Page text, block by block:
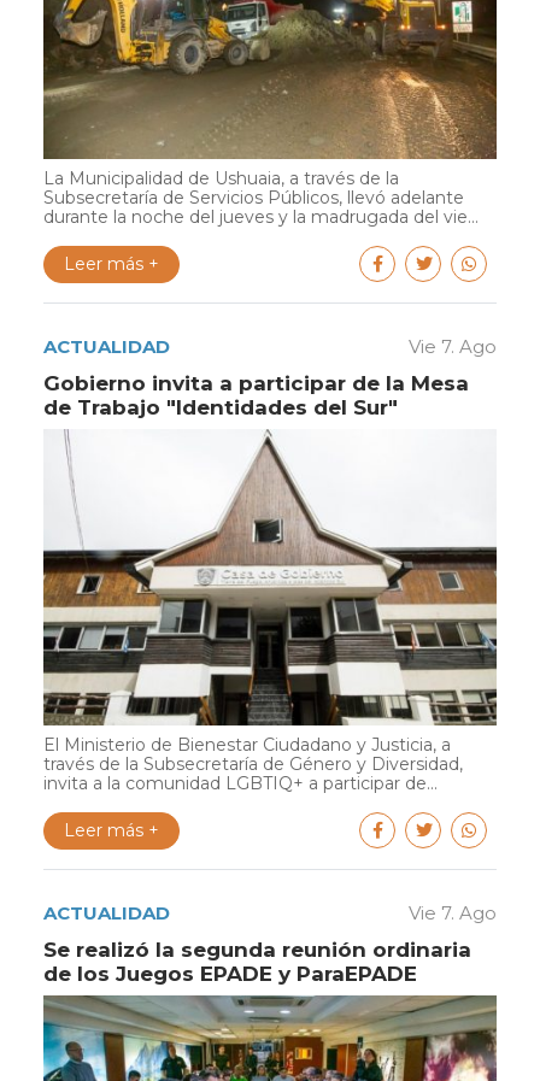
La Municipalidad de Ushuaia, a través de la
Subsecretaría de Servicios Públicos, llevó adelante
durante la noche del jueves y la madrugada del vie...
Leer más +
ACTUALIDAD Vie 7. Ago
Gobierno invita a participar de la Mesa
de Trabajo "Identidades del Sur"
El Ministerio de Bienestar Ciudadano y Justicia, a
través de la Subsecretaría de Género y Diversidad,
invita a la comunidad LGBTIQ+ a participar de...
Leer más +
ACTUALIDAD Vie 7. Ago
Se realizó la segunda reunión ordinaria
de los Juegos EPADE y ParaEPADE